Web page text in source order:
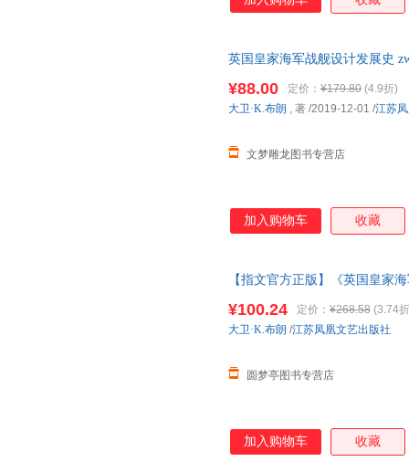
英国皇家海军战舰设计发展史
¥88.00 定价： ¥179.80 (4.9折)
文梦雕龙图书专营店
大卫·K.布朗 , 著 /2019-12-01 /江苏
加入购物车 收藏
【指文官方正版】《英国皇家
¥100.24 定价： ¥268.58 (3.74
圆梦亭图书专营店
大卫·K.布朗 /江苏凤凰文艺出版社
加入购物车 收藏